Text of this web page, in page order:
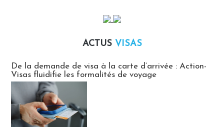
ACTUS VISAS
De la demande de visa à la carte d’arrivée : Action-
Visas fluidifie les formalités de voyage